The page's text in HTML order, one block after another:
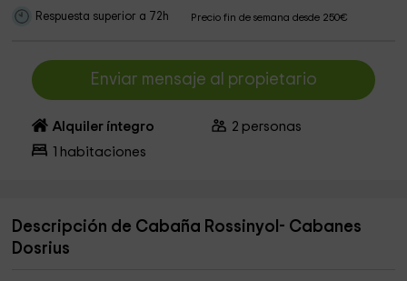
Respuesta superior a 72h Precio fin de semana desde 250€
Enviar mensaje al propietario
Alquiler íntegro 2 personas
habitaciones
Descripción de Cabaña Rossinyol- Cabanes
Dosrius